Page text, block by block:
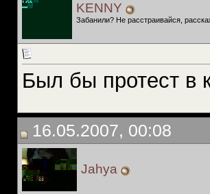
KENNY
Забанили? Не расстраивайся,
Был бы протест в
16.05.2007, 00:08
Jahya